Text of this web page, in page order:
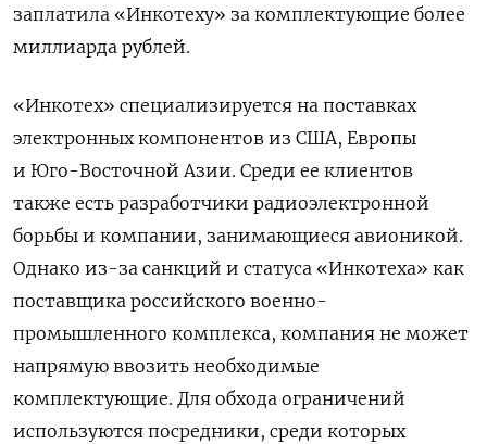
заплатила «Инкотеху» за комплектующие более
миллиарда рублей.
«Инкотех» специализируется на поставках
электронных компонентов из США, Европы
и Юго-Восточной Азии. Среди ее клиентов
также есть разработчики радиоэлектронной
борьбы и компании, занимающиеся авионикой.
Однако из-за санкций и статуса «Инкотеха» как
поставщика российского военно-
промышленного комплекса, компания не может
напрямую ввозить необходимые
комплектующие. Для обхода ограничений
используются посредники, среди которых